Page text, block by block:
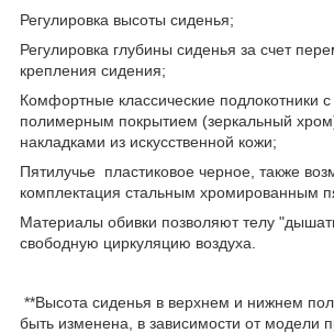
Регулировка высоты сиденья;
Регулировка глубины сиденья за счет
крепления сидения;
Комфортные классические подлокотники с
полимерным покрытием (зеркальный
накладками из искусственной кожи;
Пятилучье пластиковое черное, также
комплектация стальным хромированным
Материалы обивки позволяют телу
свободную циркуляцию воздуха.
**Высота сиденья в верхнем и нижнем
быть изменена, в зависимости от модели